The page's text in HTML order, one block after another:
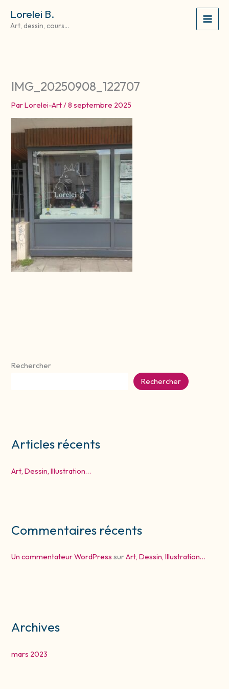
contenu
Lorelei B.
Art, dessin, cours...
Rechercher
Rechercher
Articles récents
Art, Dessin, Illustration…
Commentaires récents
Un commentateur WordPress surArt, Dessin, Illustration…
Archives
mars 2023
IMG_20250908_122707
ParLorelei-Art/8 septembre 2025